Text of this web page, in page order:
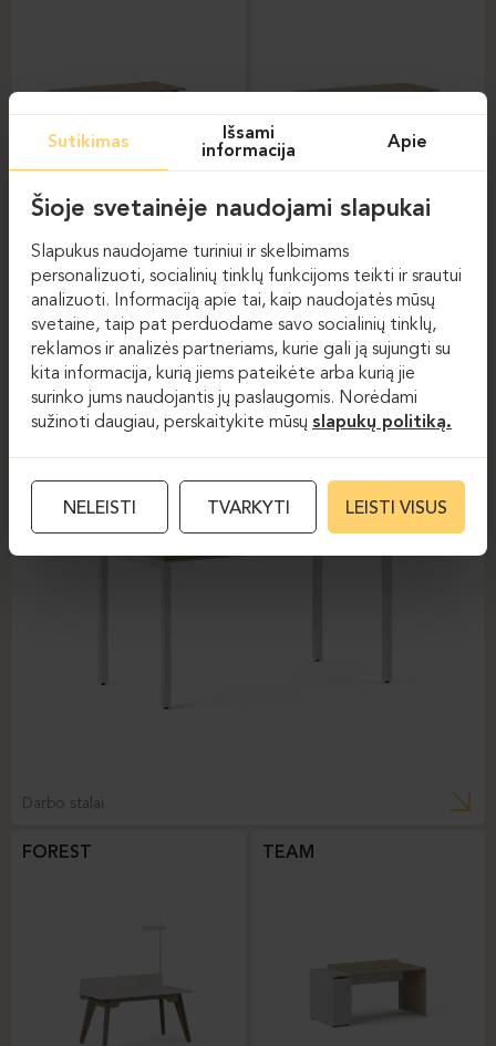
Reguliuojamo aukščio
Reguliuojamo aukščio
ELEMENT
Darbo stalai
FOREST TEAM
Sutikimas
Išsami
informacija
Apie
Šioje svetainėje naudojami slapukai
Slapukus naudojame turiniui ir skelbimams
personalizuoti, socialinių tinklų funkcijoms teikti ir srautui
analizuoti. Informaciją apie tai, kaip naudojatės mūsų
svetaine, taip pat perduodame savo socialinių tinklų,
reklamos ir analizės partneriams, kurie gali ją sujungti su
kita informacija, kurią jiems pateikėte arba kurią jie
surinko jums naudojantis jų paslaugomis. Norėdami
sužinoti daugiau, perskaitykite mūsų slapukų politiką.
NELEISTI TVARKYTI LEISTI VISUS